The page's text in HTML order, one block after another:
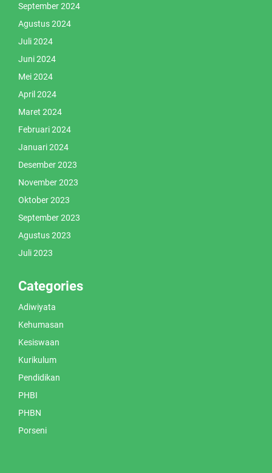
September 2024
Agustus 2024
Juli 2024
Juni 2024
Mei 2024
April 2024
Maret 2024
Februari 2024
Januari 2024
Desember 2023
November 2023
Oktober 2023
September 2023
Agustus 2023
Juli 2023
Categories
Adiwiyata
Kehumasan
Kesiswaan
Kurikulum
Pendidikan
PHBI
PHBN
Porseni